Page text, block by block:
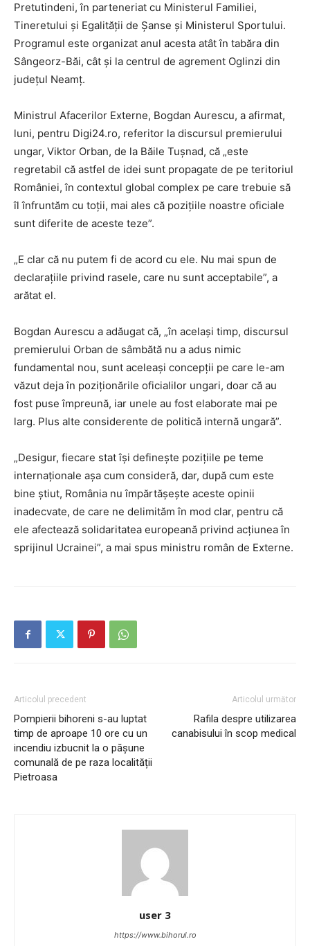
Pretutindeni, în parteneriat cu Ministerul Familiei,
Tineretului şi Egalităţii de Şanse şi Ministerul Sportului.
Programul este organizat anul acesta atât în tabăra din
Sângeorz-Băi, cât şi la centrul de agrement Oglinzi din
judeţul Neamţ.
Ministrul Afacerilor Externe, Bogdan Aurescu, a afirmat,
luni, pentru Digi24.ro, referitor la discursul premierului
ungar, Viktor Orban, de la Băile Tuşnad, că „este
regretabil că astfel de idei sunt propagate de pe teritoriul
României, în contextul global complex pe care trebuie să
îl înfruntăm cu toţii, mai ales că poziţiile noastre oficiale
sunt diferite de aceste teze”.
„E clar că nu putem fi de acord cu ele. Nu mai spun de
declaraţiile privind rasele, care nu sunt acceptabile”, a
arătat el.
Bogdan Aurescu a adăugat că, „în acelaşi timp, discursul
premierului Orban de sâmbătă nu a adus nimic
fundamental nou, sunt aceleaşi concepţii pe care le-am
văzut deja în poziţionările oficialilor ungari, doar că au
fost puse împreună, iar unele au fost elaborate mai pe
larg. Plus alte considerente de politică internă ungară”.
„Desigur, fiecare stat îşi defineşte poziţiile pe teme
internaţionale aşa cum consideră, dar, după cum este
bine ştiut, România nu împărtăşeşte aceste opinii
inadecvate, de care ne delimităm în mod clar, pentru că
ele afectează solidaritatea europeană privind acţiunea în
sprijinul Ucrainei”, a mai spus ministru român de Externe.
Articolul precedent
Pompierii bihoreni s-au luptat
timp de aproape 10 ore cu un
incendiu izbucnit la o pășune
comunală de pe raza localității
Pietroasa
Articolul următor
Rafila despre utilizarea
canabisului în scop medical
user 3
https://www.bihorul.ro